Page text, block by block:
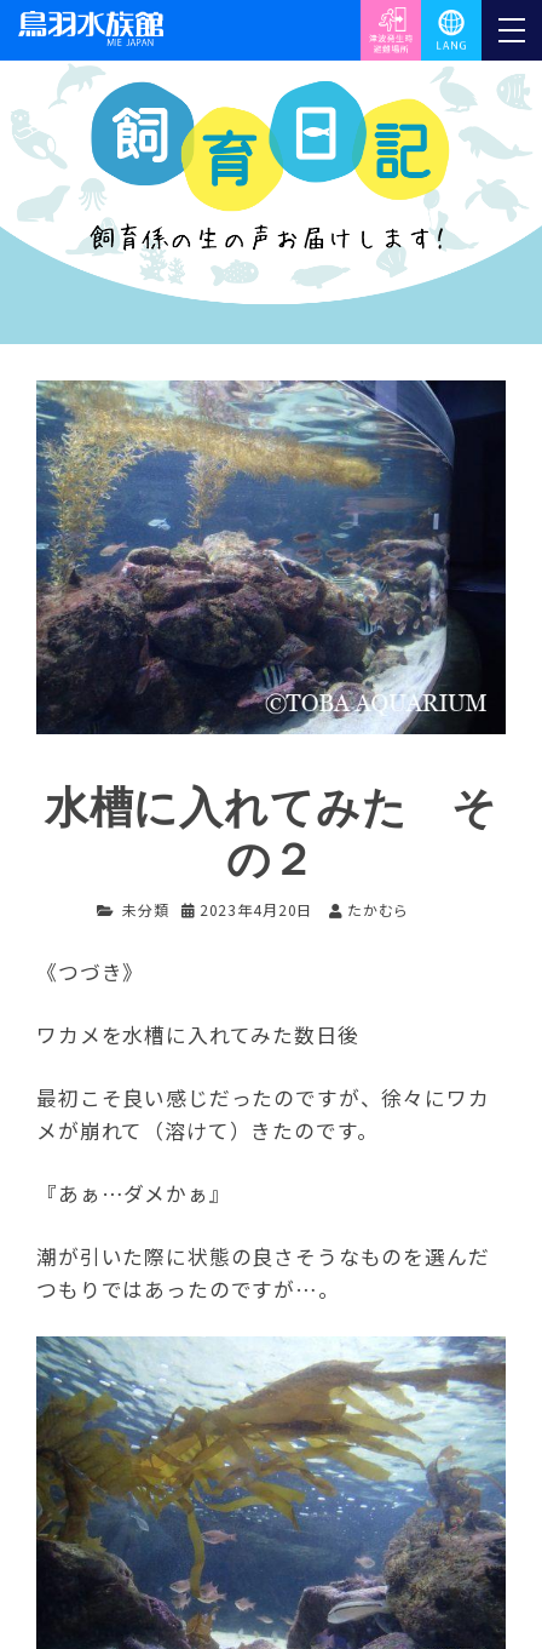
水槽に入れてみた そ
の２
未分類 2023年4月20日 たかむら
《つづき》
ワカメを水槽に入れてみた数日後
最初こそ良い感じだったのですが、徐々にワカ
メが崩れて（溶けて）きたのです。
『あぁ…ダメかぁ』
潮が引いた際に状態の良さそうなものを選んだ
つもりではあったのですが…。